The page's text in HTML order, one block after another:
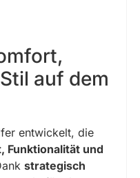
auf dem
entwickelt, die
Funktionalität und
strategisch